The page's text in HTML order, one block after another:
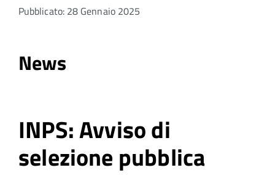
Pubblicato: 28 Gennaio 2025
News
INPS: Avviso di
selezione pubblica